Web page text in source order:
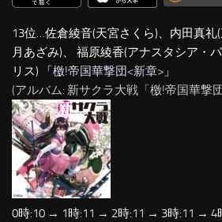
13位…佐倉綾音(天宮さくら)、内田真礼
月あざみ)、 福原綾香(アナスタシア・
リス) 「 檄!帝国華撃団<新章> 」
(アルバム: 新サクラ大戦「檄!帝国華撃
0時:10 → 1時:11 → 2時:11 → 3時:11 → 4